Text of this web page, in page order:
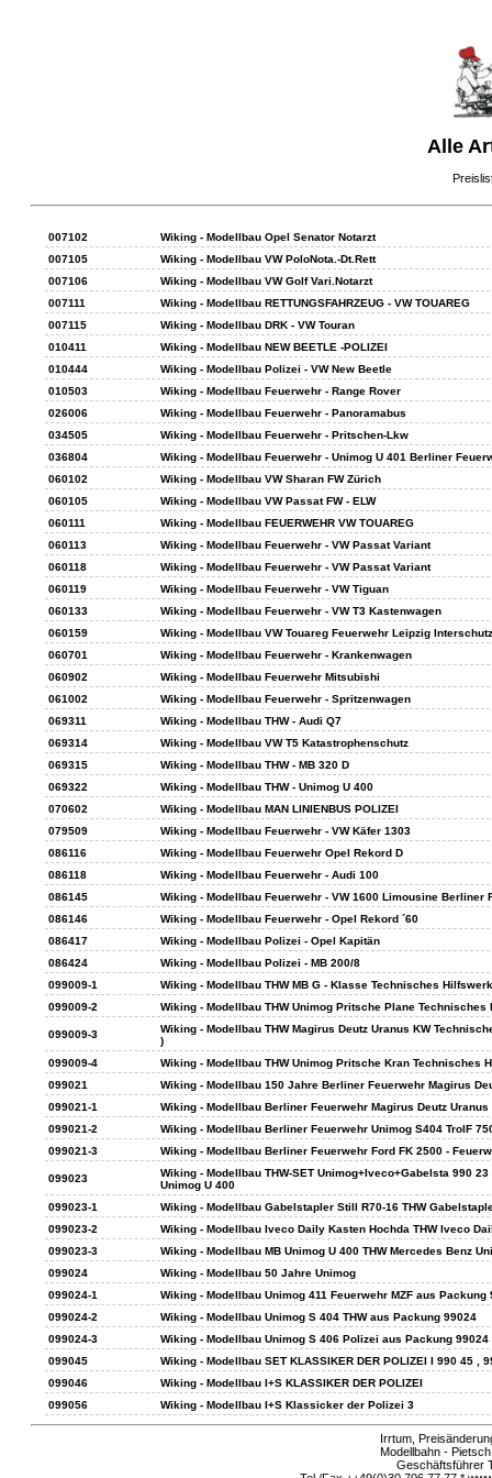
Alle
007102
Wiking - Modellbau Opel Senator Notarzt
007105
Wiking - Modellbau VW PoloNota.-Dt.Rett
007106
Wiking - Modellbau VW Golf Vari.Notarzt
007111
Wiking - Modellbau RETTUNGSFAHRZEUG - VW TOUAREG
007115
Wiking - Modellbau DRK - VW Touran
010411
Wiking - Modellbau NEW BEETLE -POLIZEI
010444
Wiking - Modellbau Polizei - VW New Beetle
010503
Wiking - Modellbau Feuerwehr - Range Rover
026006
Wiking - Modellbau Feuerwehr - Panoramabus
034505
Wiking - Modellbau Feuerwehr - Pritschen-Lkw
036804
Wiking - Modellbau Feuerwehr - Unimog U 401 Berliner
060102
Wiking - Modellbau VW Sharan FW Zürich
060105
Wiking - Modellbau VW Passat FW - ELW
060111
Wiking - Modellbau FEUERWEHR VW TOUAREG
060113
Wiking - Modellbau Feuerwehr - VW Passat Variant
060118
Wiking - Modellbau Feuerwehr - VW Passat Variant
060119
Wiking - Modellbau Feuerwehr - VW Tiguan
060133
Wiking - Modellbau Feuerwehr - VW T3 Kastenwagen
060159
Wiking - Modellbau VW Touareg Feuerwehr Leipzig
060701
Wiking - Modellbau Feuerwehr - Krankenwagen
060902
Wiking - Modellbau Feuerwehr Mitsubishi
061002
Wiking - Modellbau Feuerwehr - Spritzenwagen
069311
Wiking - Modellbau THW - Audi Q7
069314
Wiking - Modellbau VW T5 Katastrophenschutz
069315
Wiking - Modellbau THW - MB 320 D
069322
Wiking - Modellbau THW - Unimog U 400
070602
Wiking - Modellbau MAN LINIENBUS POLIZEI
079509
Wiking - Modellbau Feuerwehr - VW Käfer 1303
086116
Wiking - Modellbau Feuerwehr Opel Rekord D
086118
Wiking - Modellbau Feuerwehr - Audi 100
086145
Wiking - Modellbau Feuerwehr - VW 1600 Limousine Berliner
086146
Wiking - Modellbau Feuerwehr - Opel Rekord ´60
086417
Wiking - Modellbau Polizei - Opel Kapitän
086424
Wiking - Modellbau Polizei - MB 200/8
099009-1
Wiking - Modellbau THW MB G - Klasse Technisches
099009-2
Wiking - Modellbau THW Unimog Pritsche Plane Technisches
099009-3
Wiking - Modellbau THW Magirus Deutz Uranus KW
)
099009-4
Wiking - Modellbau THW Unimog Pritsche Kran Technisches
099021
Wiking - Modellbau 150 Jahre Berliner Feuerwehr Magirus
099021-1
Wiking - Modellbau Berliner Feuerwehr Magirus Deutz
099021-2
Wiking - Modellbau Berliner Feuerwehr Unimog S404 TrolF
099021-3
Wiking - Modellbau Berliner Feuerwehr Ford FK 2500 -
099023
Wiking - Modellbau THW-SET Unimog+Iveco+Gabelsta 990
Unimog U 400
099023-1
Wiking - Modellbau Gabelstapler Still R70-16 THW
099023-2
Wiking - Modellbau Iveco Daily Kasten Hochda THW Iveco
099023-3
Wiking - Modellbau MB Unimog U 400 THW Mercedes Benz
099024
Wiking - Modellbau 50 Jahre Unimog
099024-1
Wiking - Modellbau Unimog 411 Feuerwehr MZF aus Packung
099024-2
Wiking - Modellbau Unimog S 404 THW aus Packung 99024
099024-3
Wiking - Modellbau Unimog S 406 Polizei aus Packung 99024
099045
Wiking - Modellbau SET KLASSIKER DER POLIZEI I 990 45 ,
099046
Wiking - Modellbau I+S KLASSIKER DER POLIZEI
099056
Wiking - Modellbau I+S Klassicker der Polizei 3
Irrtum,
Modellbahn -
Geschäftsführer